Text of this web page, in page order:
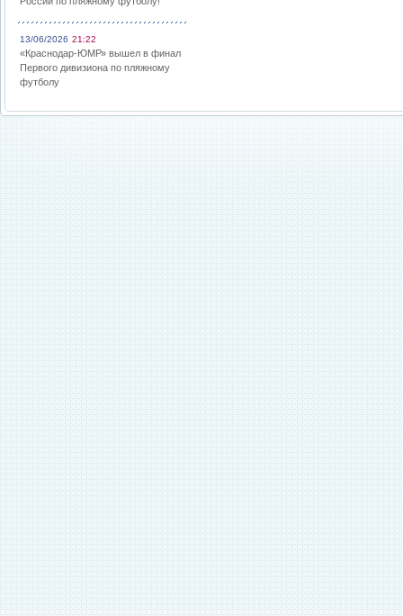
13/06/2026 21:22
«Краснодар-ЮМР» вышел в финал
Первого дивизиона по пляжному
футболу